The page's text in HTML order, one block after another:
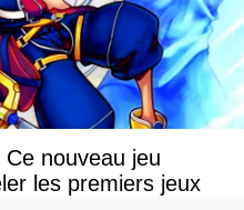
nouveau jeu
les premiers jeux